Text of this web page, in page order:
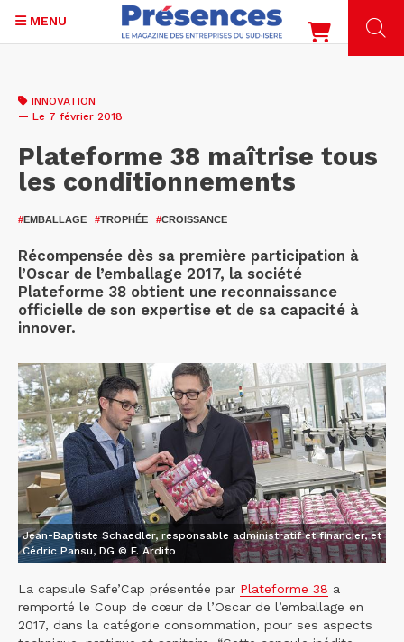
contenu
MENU
INNOVATION
— Le 7 février 2018
Plateforme 38 maîtrise tous
les conditionnements
#EMBALLAGE #TROPHÉE #CROISSANCE
Récompensée dès sa première participation à
l’Oscar de l’emballage 2017, la société
Plateforme 38 obtient une reconnaissance
officielle de son expertise et de sa capacité à
innover.
Jean-Baptiste Schaedler, responsable administratif et financier, et
Cédric Pansu, DG © F. Ardito
La capsule Safe’Cap présentée par Plateforme 38 a
remporté le Coup de cœur de l’Oscar de l’emballage en
2017, dans la catégorie consommation, pour ses aspects